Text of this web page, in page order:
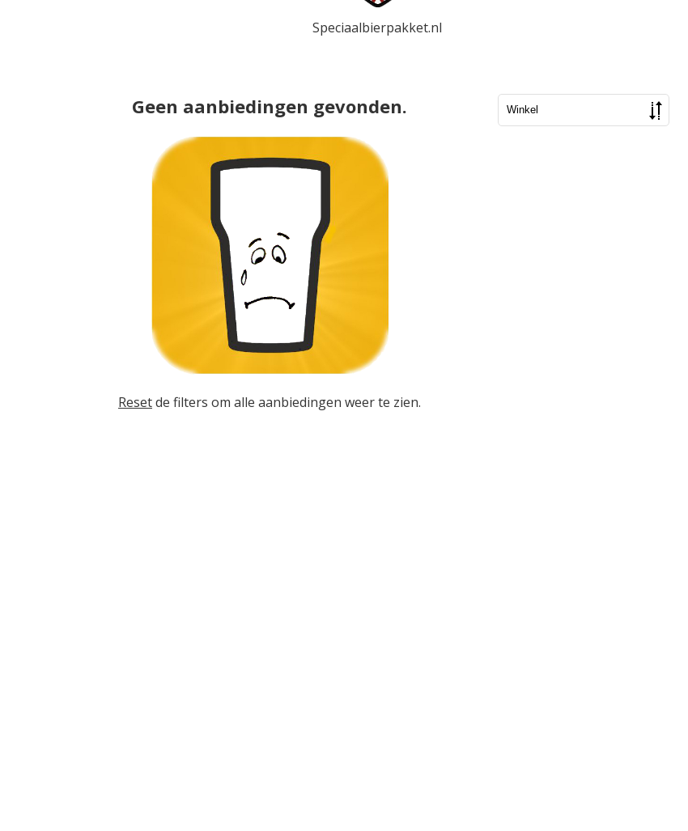
Speciaalbierpakket.nl
Geen aanbiedingen gevonden.
Resetde filters om alle aanbiedingen weer te zien.